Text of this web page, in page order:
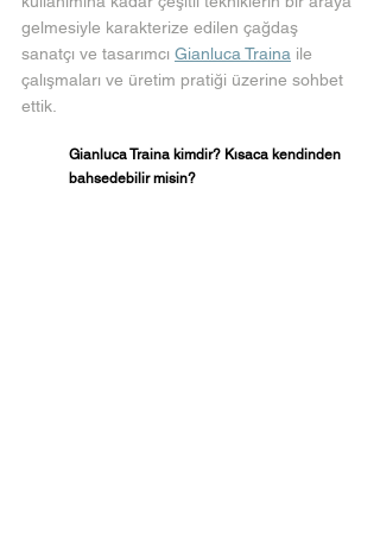
gelmesiyle karakterize edilen çağdaş
sanatçı ve tasarımcı Gianluca Traina ile
çalışmaları ve üretim pratiği üzerine sohbet
ettik.
Gianluca Traina kimdir? Kısaca kendinden
bahsedebilir misin?